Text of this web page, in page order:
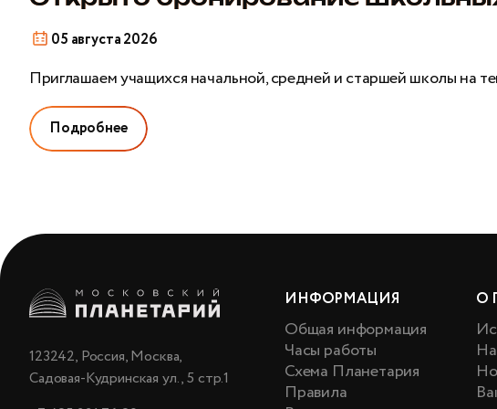
05 августа 2026
Приглашаем учащихся начальной, средней и старшей школы на
Подробнее
123242, Россия, Москва,
Садовая-Кудринская ул., 5 стр.1
ИНФОРМАЦИЯ
Общая информация
Часы работы
Схема Планетария
Правила
О